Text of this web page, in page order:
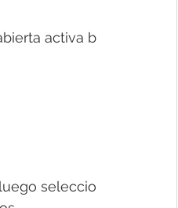
activa b
seleccio